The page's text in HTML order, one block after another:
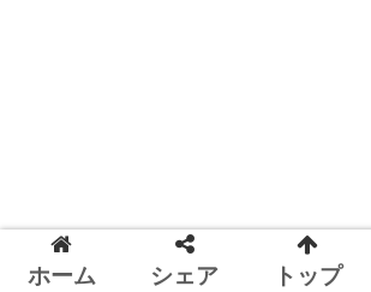
ホーム シェア トップ